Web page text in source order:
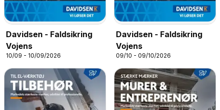
Davidsen - Faldsikring
Vojens
10/09 - 10/09/2026
Davidsen - Faldsikring
Vojens
09/10 - 09/10/2026